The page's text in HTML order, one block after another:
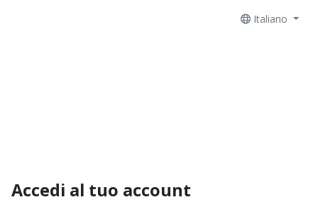
Italiano
Accedi al tuo account